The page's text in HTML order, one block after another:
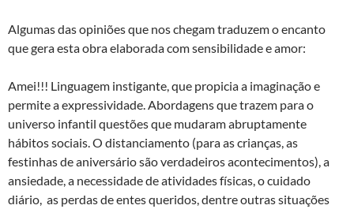
Algumas das opiniões que nos chegam traduzem o encanto
que gera esta obra elaborada com sensibilidade e amor:
Amei!!! Linguagem instigante, que propicia a imaginação e
permite a expressividade. Abordagens que trazem para o
universo infantil questões que mudaram abruptamente
hábitos sociais. O distanciamento (para as crianças, as
festinhas de aniversário são verdadeiros acontecimentos), a
ansiedade, a necessidade de atividades físicas, o cuidado
diário, as perdas de entes queridos, dentre outras situações